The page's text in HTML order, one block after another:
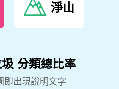
淨山